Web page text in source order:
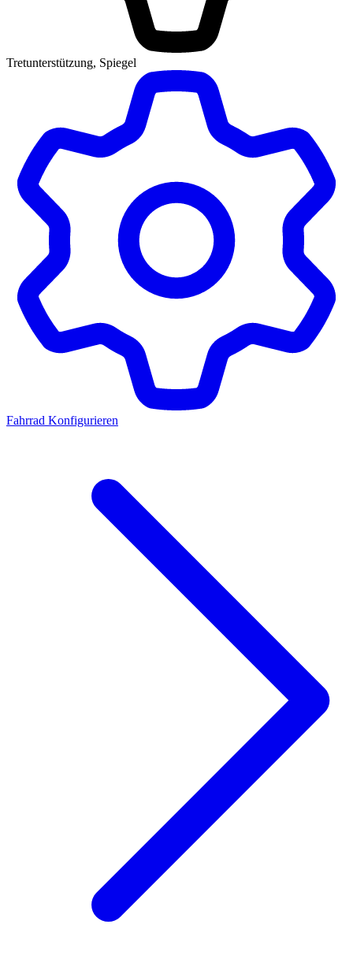
Tretunterstützung, Spiegel
Fahrrad Konfigurieren